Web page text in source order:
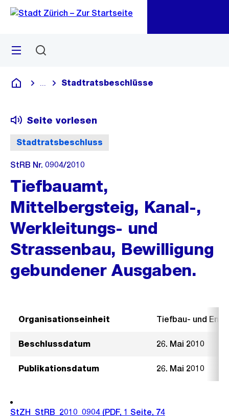
Navigation
Sprunglink
Menü
Deutsch
Blende alle Breadcrumbs ein
Stadtratsbeschlüsse
Stadtratsbeschluss
Seite vorlesen
StRB Nr. 0904/2010
Tiefbauamt,
Mittelbergsteig, Kanal-,
Werkleitungs- und
Strassenbau, Bewilligung
gebundener Ausgaben.
Organisationseinheit Tiefbau- und
Beschlussdatum 26. Mai 2010
Publikationsdatum 26. Mai 2010
StZH_StRB_2010_0904 (PDF, 1 Seite, 74